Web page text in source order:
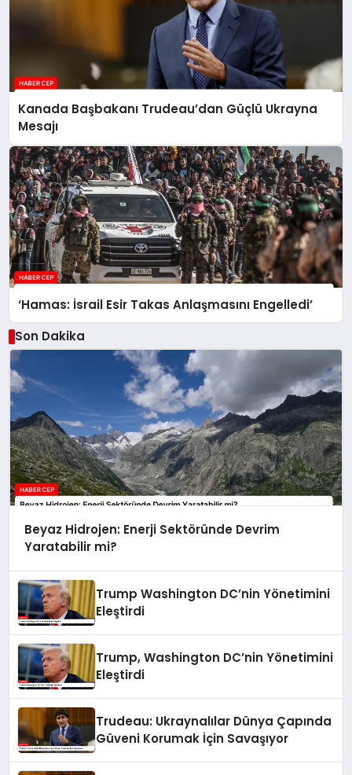
Kanada Başbakanı Trudeau’dan Güçlü Ukrayna
Mesajı
‘Hamas: İsrail Esir Takas Anlaşmasını Engelledi’
Son Dakika
Beyaz Hidrojen: Enerji Sektöründe Devrim
Yaratabilir mi?
Trump Washington DC’nin Yönetimini
Eleştirdi
Trump, Washington DC’nin Yönetimini
Eleştirdi
Trudeau: Ukraynalılar Dünya Çapında
Güveni Korumak İçin Savaşıyor